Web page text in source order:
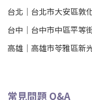
台北 ｜ 台北市大安區敦
台中｜ 台中市中區平等
高雄｜ 高雄市苓雅區新
常見問題 Q&A